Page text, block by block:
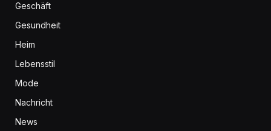
Geschäft
Gesundheit
Heim
Lebensstil
Mode
Nachricht
News